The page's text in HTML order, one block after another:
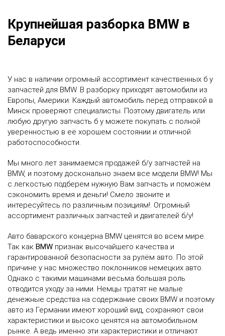
Крупнейшая разборка BMW в
Беларуси
У нас в наличии огромный ассортимент качественных б у
запчастей для BMW. В разборку приходят автомобили из
Европы, Америки. Каждый автомобиль перед отправкой в
Минск проверяют специалисты. Поэтому двигатель или
любую другую запчасть б у можете покупать с полной
уверенностью в её хорошем состоянии и отличной
работоспособности.
Мы много лет занимаемся продажей б/у запчастей на
BMW, и поэтому досконально знаем все модели BMW! Мы
с легкостью подберем нужную Вам запчасть и поможем
сэкономить время и деньги! Смело звоните и
интересуйтесь по различным позициям!. Огромный
ассортимент различных запчастей и двигателей б/у!
Авто баварского концерна BMW ценятся во всем мире.
Так как BMW признак высочайшего качества и
гарантированной безопасности за рулём авто. По этой
причине у нас множество поклонников немецких авто.
Однако с такими машинами весьма большая роль
отводится уходу за ними. Немцы тратят не малые
денежные средства на содержание своих BMW и поэтому
авто из Германии имеют хороший вид, сохраняют свои
характеристики и высоко ценятся на автомобильном
рынке. А ведь именно эти характеристики и отличают